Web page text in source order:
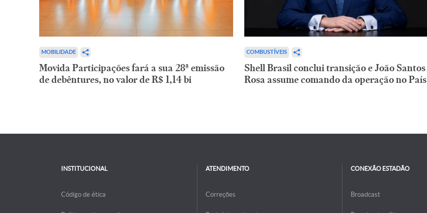
MOBILIDADE
Movida Participações fará a sua 28ª emissão
de debêntures, no valor de R$ 1,14 bi
COMBUSTÍVEIS
Shell Brasil conclui transição e João Santos
Rosa assume comando da operação no País
INSTITUCIONAL
Código de ética
ATENDIMENTO
Correções
CONEXÃO ESTADÃO
Broadcast